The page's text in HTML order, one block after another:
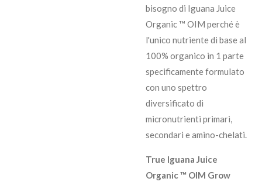
bisogno di Iguana Juice
Organic ™ OIM perché è
l'unico nutriente di base al
100% organico in 1 parte
specificamente formulato
con uno spettro
diversificato di
micronutrienti primari,
secondari e amino-chelati.
True Iguana Juice
Organic ™ OIM Grow